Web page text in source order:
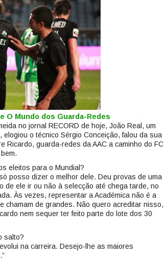
O Mundo dos Guarda-Redes
no jornal RECORD de hoje, João Real, um
o técnico Sérgio Conceição, falou da sua
Ricardo, guarda-redes da AAC a caminho do FC
eleitos para o Mundial?
posso dizer o melhor dele. Deu provas de uma
ele ir ou não à selecção até chega tarde, no
Às vezes, representar a Académica não é a
chamam de grandes. Não quero acreditar nisso,
nem sequer ter feito parte do lote dos 30
salto?
na carreira. Desejo-lhe as maiores